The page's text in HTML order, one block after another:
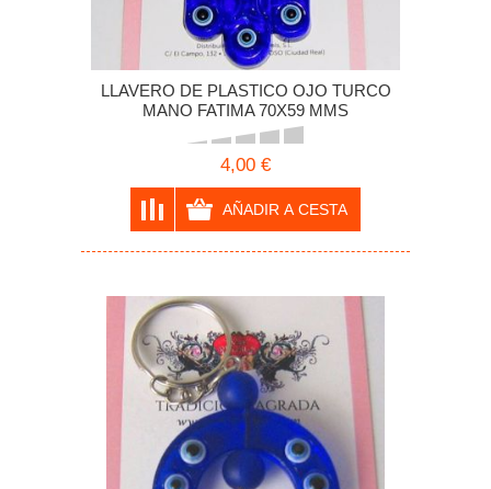
LLAVERO DE PLASTICO OJO TURCO
MANO FATIMA 70X59 MMS
4,00 €